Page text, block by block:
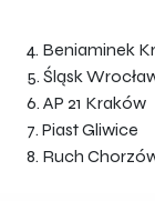
4. Beniaminek
5. Śląsk
6. AP 21 Kraków
7. Piast Gliwice
8. Ruch